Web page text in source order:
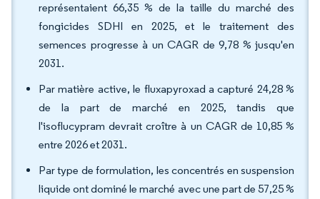
représentaient 66,35 % de la taille du marché des
fongicides SDHI en 2025, et le traitement des
semences progresse à un CAGR de 9,78 % jusqu'en
2031.
Par matière active, le fluxapyroxad a capturé 24,28 %
de la part de marché en 2025, tandis que
l'isoflucypram devrait croître à un CAGR de 10,85 %
entre 2026 et 2031.
Par type de formulation, les concentrés en suspension
liquide ont dominé le marché avec une part de 57,25 %